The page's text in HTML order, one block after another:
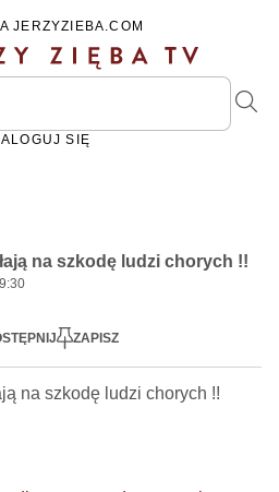
JERZYZIEBA.COM
SIĘ
Play
na szkodę ludzi chorych !!
ZAPISZ
na szkodę ludzi chorych !!